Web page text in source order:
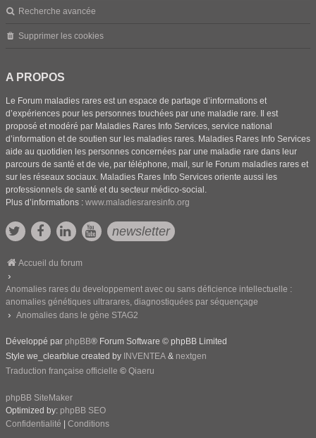
Recherche avancée
Supprimer les cookies
A PROPOS
Le Forum maladies rares est un espace de partage d’informations et
d’expériences pour les personnes touchées par une maladie rare. Il est
proposé et modéré par Maladies Rares Info Services, service national
d’information et de soutien sur les maladies rares. Maladies Rares Info Services
aide au quotidien les personnes concernées par une maladie rare dans leur
parcours de santé et de vie, par téléphone, mail, sur le Forum maladies rares et
sur les réseaux sociaux. Maladies Rares Info Services oriente aussi les
professionnels de santé et du secteur médico-social.
Plus d’informations : www.maladiesraresinfo.org
newsletter
Accueil du forum
Anomalies rares du developpement avec ou sans déficience intellectuelle :
anomalies génétiques ultrarares, diagnostiquées par séquençage
Anomalies dans le gène STAG2
Développé par phpBB® Forum Software © phpBB Limited
Style we_clearblue created by INVENTEA & nextgen
Traduction française officielle © Qiaeru
phpBB SiteMaker
Optimized by: phpBB SEO
Confidentialité
Conditions